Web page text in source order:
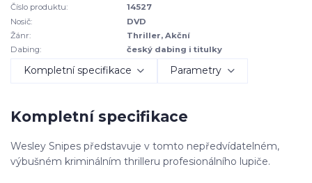
Číslo produktu:
14527
Nosič:
DVD
Žánr:
Thriller, Akční
Dabing:
český dabing i titulky
Kompletní specifikace Parametry
Kompletní specifikace
Wesley Snipes představuje v tomto nepředvídatelném,
výbušném kriminálním thrilleru profesionálního lupiče.